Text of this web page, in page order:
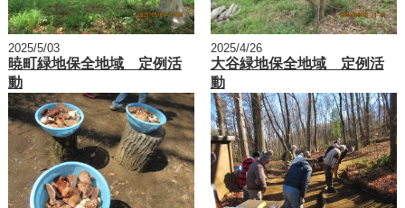
2025/5/03
暁町緑地保全地域 定例活
動
2025/4/26
大谷緑地保全地域 定例活
動